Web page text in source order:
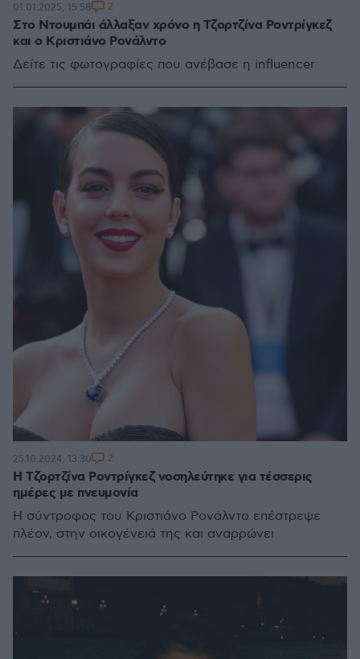
Στο Ντουμπάι άλλαξαν χρόνο η Τζορτζίνα Ροντρίγκεζ
και ο Κριστιάνο Ρονάλντο
Δείτε τις φωτογραφίες που ανέβασε η influencer
01.01.2025, 15:58 2
Η Τζορτζίνα Ροντρίγκεζ νοσηλεύτηκε για τέσσερις
ημέρες με πνευμονία
Η σύντροφος του Κριστιάνο Ρονάλντο επέστρεψε
πλέον, στην οικογένειά της και αναρρώνει
25.10.2024, 13:30 2